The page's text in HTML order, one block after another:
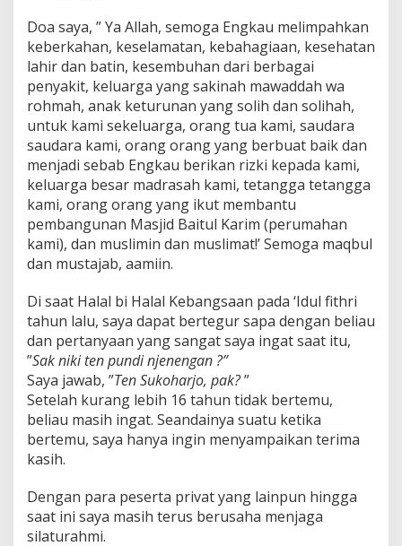
Doa saya, ” Ya Allah, semoga Engkau melimpahkan
keberkahan, keselamatan, kebahagiaan, kesehatan
lahir dan batin, kesembuhan dari berbagai
penyakit, keluarga yang sakinah mawaddah wa
rohmah, anak keturunan yang solih dan solihah,
untuk kami sekeluarga, orang tua kami, saudara
saudara kami, orang orang yang berbuat baik dan
menjadi sebab Engkau berikan rizki kepada kami,
keluarga besar madrasah kami, tetangga tetangga
kami, orang orang yang ikut membantu
pembangunan Masjid Baitul Karim (perumahan
kami), dan muslimin dan muslimat!’ Semoga maqbul
dan mustajab, aamiin.
Di saat Halal bi Halal Kebangsaan pada ‘Idul fithri
tahun lalu, saya dapat bertegur sapa dengan beliau
dan pertanyaan yang sangat saya ingat saat itu,
”Sak niki ten pundi njenengan ?”
Saya jawab, ”Ten Sukoharjo, pak?”
Setelah kurang lebih 16 tahun tidak bertemu,
beliau masih ingat. Seandainya suatu ketika
bertemu, saya hanya ingin menyampaikan terima
kasih.
Dengan para peserta privat yang lainpun hingga
saat ini saya masih terus berusaha menjaga
silaturahmi.